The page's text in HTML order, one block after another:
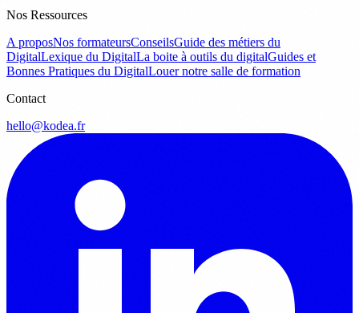
Nos Ressources
A proposNos formateursConseilsGuide des métiers du
DigitalLexique du DigitalLa boite à outils du digitalGuides et
Bonnes Pratiques du DigitalLouer notre salle de formation
Contact
hello@kodea.fr